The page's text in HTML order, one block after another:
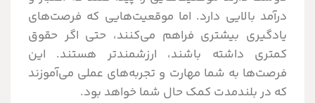
درآمد بالایی دارد. اما موقعیت‌هایی که فرصت‌های
یادگیری بیشتری فراهم می‌کنند، حتی اگر حقوق
کمتری داشته باشند، ارزشمندتر هستند. این
فرصت‌ها به شما مهارت و تجربه‌های عملی می‌آموزند
که در بلندمدت کمک حال شما خواهد بود.